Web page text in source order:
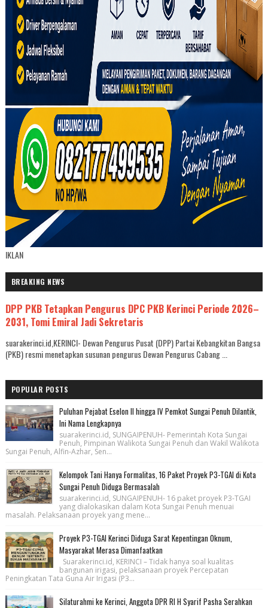
IKLAN
BREAKING NEWS
DPP PKB Tetapkan Pengurus DPC PKB Kerinci Periode 2026–
2031, Tomi Emiral Jadi Sekretaris
suarakerinci.id,KERINCI- Dewan Pengurus Pusat (DPP) Partai Kebangkitan Bangsa
(PKB) resmi menetapkan susunan pengurus Dewan Pengurus Cabang ...
POPULAR POSTS
Puluhan Pejabat Eselon II hingga IV Pemkot Sungai Penuh Dilantik,
Ini Nama Lengkapnya
suarakerinci.id, SUNGAIPENUH- Pemerintah Kota Sungai
Penuh, Pimpinan Walikota Sungai Penuh dan Wakil Walikota
Sungai Penuh, Alfin-Azhar, Sen...
Kelompok Tani Hanya Formalitas, 16 Paket Proyek P3-TGAI di Kota
Sungai Penuh Diduga Bermasalah
suarakerinci.id, SUNGAIPENUH- 16 paket proyek P3-TGAI
yang dialokasikan dalam Kota Sungai Penuh menuai
masalah. Pelaksanaan proyek yang mene...
Proyek P3-TGAI Kerinci Diduga Sarat Kepentingan Oknum,
Masyarakat Merasa Dimanfaatkan
Suarakerinci.id, KERINCI – Tidak hanya soal kualitas
bangunan irigasi, pelaksanaan proyek Percepatan
Peningkatan Tata Guna Air Irigasi (P3...
Silaturahmi ke Kerinci, Anggota DPR RI H Syarif Pasha Serahkan